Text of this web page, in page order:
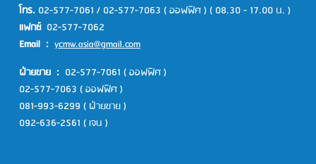
โทร. 02-577-7061 / 02-577-7063 ( ออฟฟิศ )( 08.30 - 17.00 น. )
แฟกซ์02-577-7062
Email :ycmw.asia@gmail.com
ฝ่ายขาย : 02-577-7061 ( ออฟฟิศ )
02-577-7063 ( ออฟฟิศ )
081-993-6299 ( ฝ่ายขาย )
092-636-2561 ( เจน )